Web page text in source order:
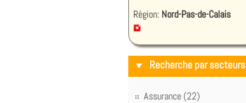
Région: Nord-Pas-de-Calais
Recherche par secteurs
Assurance (22)